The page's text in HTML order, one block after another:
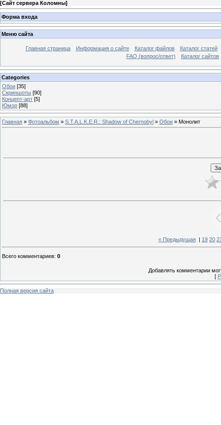
[Сайт сервера Коломны]
Форма входа
Меню сайта
Главная страница Информация о сайте Каталог файлов
Каталог статей
FAQ (вопрос/ответ)
Каталог сайтов
Categories
Обои [35]
Скриншоты [90]
Концепт-арт [5]
Юмор [88]
Главная » Фотоальбом » S.T.A.L.K.E.R.: Shadow of Chernobyl » Обои » Монолит
« Предыдущая 19 20
Всего комментариев: 0
Добавлять комментарии
[
Полная версия сайта